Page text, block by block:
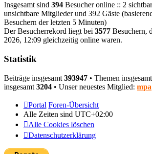
Insgesamt sind 394 Besucher online :: 2
unsichtbare Mitglieder und 392 Gäste
Besuchern der letzten 5 Minuten)
Der Besucherrekord liegt bei 3577 Besuchern,
2026, 12:09 gleichzeitig online waren.
Statistik
Beiträge insgesamt 393947 • Themen insgesamt
insgesamt 3204 • Unser neuestes Mitglied: mpa
Portal Foren-Übersicht
Alle Zeiten sind UTC+02:00
Alle Cookies löschen
Datenschutzerklärung